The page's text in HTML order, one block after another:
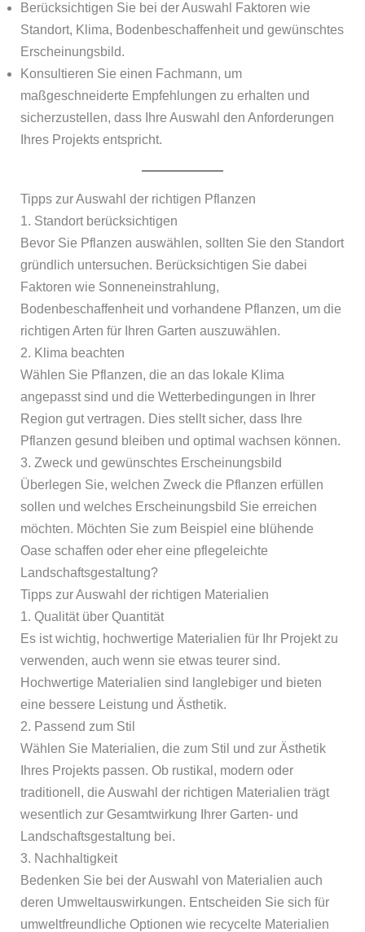
Berücksichtigen Sie bei der Auswahl Faktoren wie
Standort, Klima, Bodenbeschaffenheit und gewünschtes
Erscheinungsbild.
Konsultieren Sie einen Fachmann, um
maßgeschneiderte Empfehlungen zu erhalten und
sicherzustellen, dass Ihre Auswahl den Anforderungen
Ihres Projekts entspricht.
Tipps zur Auswahl der richtigen Pflanzen
1. Standort berücksichtigen
Bevor Sie Pflanzen auswählen, sollten Sie den Standort
gründlich untersuchen. Berücksichtigen Sie dabei
Faktoren wie Sonneneinstrahlung,
Bodenbeschaffenheit und vorhandene Pflanzen, um die
richtigen Arten für Ihren Garten auszuwählen.
2. Klima beachten
Wählen Sie Pflanzen, die an das lokale Klima
angepasst sind und die Wetterbedingungen in Ihrer
Region gut vertragen. Dies stellt sicher, dass Ihre
Pflanzen gesund bleiben und optimal wachsen können.
3. Zweck und gewünschtes Erscheinungsbild
Überlegen Sie, welchen Zweck die Pflanzen erfüllen
sollen und welches Erscheinungsbild Sie erreichen
möchten. Möchten Sie zum Beispiel eine blühende
Oase schaffen oder eher eine pflegeleichte
Landschaftsgestaltung?
Tipps zur Auswahl der richtigen Materialien
1. Qualität über Quantität
Es ist wichtig, hochwertige Materialien für Ihr Projekt zu
verwenden, auch wenn sie etwas teurer sind.
Hochwertige Materialien sind langlebiger und bieten
eine bessere Leistung und Ästhetik.
2. Passend zum Stil
Wählen Sie Materialien, die zum Stil und zur Ästhetik
Ihres Projekts passen. Ob rustikal, modern oder
traditionell, die Auswahl der richtigen Materialien trägt
wesentlich zur Gesamtwirkung Ihrer Garten- und
Landschaftsgestaltung bei.
3. Nachhaltigkeit
Bedenken Sie bei der Auswahl von Materialien auch
deren Umweltauswirkungen. Entscheiden Sie sich für
umweltfreundliche Optionen wie recycelte Materialien